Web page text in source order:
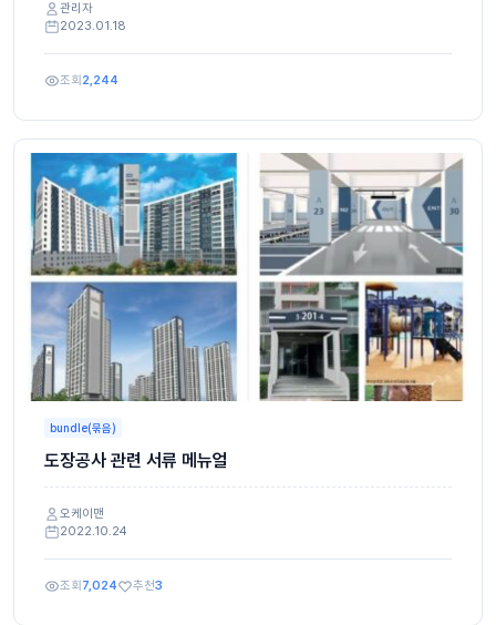
관리자
2023.01.18
조회 2,244
bundle(묶음)
도장공사 관련 서류 메뉴얼
오케이맨
2022.10.24
조회7,024 추천3